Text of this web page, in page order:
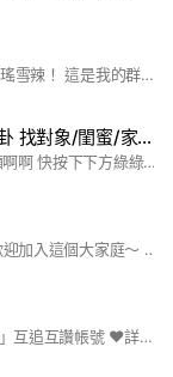
追星人請進💫 大家豪呀～我就是mimi或瑤雪辣！ 這是我的群哦～ 希望大家可以進哦～ ‧₊ ˚˖˚˳‧₊ ˚˖˚˳‧₊ ˚˖˚˳‧追星人₊ ˚˖˚˳‧₊ ˚˖˚˳‧₊ ˚˖˚˳‧₊ ˚˖˚˳₊‧ 規則： 1.不要罵髒話哦 2.不要淺水！！！ （這是小規則,挺重要的） 其他的進群再告訴你🔮 ✧*✧･ﾟ:* 名人榜 *:･ﾟ✧* 1.mimi/瑤雪 2.詩夏/璃雪 （目前只有這些呦～之後會在新增） 🌟群簡介： 大家一起分享日常丶討論明星 也能互追ig丶fb 交友丶當管 歡迎你加入✨️
處關係、聊天、唱歌、互追ig、八卦 找對象/閨蜜/家人/朋友 都行啊
快來啊啊啊 我好無聊 誰要跟我一起發癲啊啊 快按下下方綠綠的按鈕進來啊啊 總管ig：yl_970.15
喜歡韓劇&日劇，日韓偶像、歌曲的都歡迎加入這個大家庭～ 本管喜歡TXT（秀彬🐰）、ASTRO（銀優.MJ)、CRAVITY （刑準.性珉） 、SEVENTEEN (Joshua.THE 8.Dino) 有跟我一樣撞菜的都歡迎加入一起聊天分享～ 這裡也可以買賣周邊、小卡之類的～ 在裡面大家也可以互追IG帳號喔！ #TXT #MOA#秀彬#然竣#杋圭#太顯 #休寧凱 #ASTRO#AROHA#車銀優
⚠️⚠️入群規則⚠️⚠️ ❤️本群只限「大追大」互追互讚帳號 ❤️詳細以下板規，留言「簽」 ——————————————— 🌟入群任務🌟 1️⃣ID更改成IG上的ID，頭像同步 IG照 有更改帳號務必更正 2️⃣入群後5天內完成追蹤全部群友 並補❤️ 3️⃣以上完成後請Tag通知所有管理 員，管 理員確認完沒問題才能到記事本 貼上自 己IG連結並請大家追蹤 4️⃣超過3️⃣天舊成員未回追 Tag他請他回追 5️⃣新人入群時間：週一、週四 ——————————————— 🔺貼文規範🔺 ⚠️每天只能PO一篇文章，管理員 一律兩篇 ⚠️每週日為休息日，週日張貼者一 律違規處置 ⚠️週日晚上12點前完成當週❤️ 週一開始抽查 🚫禁止發限時動態 ——————————————— 🔔請假規定🔔 1️⃣每個月最多請假5️⃣天 2️⃣需提前，當天請假不受理，被鎖 請截圖證明 3️⃣Tag管理員，並至記事本登記 （⚠️請勿任意刪除） 4️⃣超過天數請告知管理員，先離 群，之後再申請回群 ⚠️請假期間禁止貼文 ———————————————— ⚠️違規⚠️ 1️⃣違反群規，管理員會貼警告告知、警告2️⃣次者，2️⃣天不能貼連結 但要完成大家連結的讚， 警告3️⃣次 則「踢出群組」 3️⃣漏讚者，經"被提醒"未回應超過36小時，視同無視群規一律踢出群 4️⃣禁廣告文、騷擾群友、傳直銷拉人、資金盤投資等、禁止留言敏感或騷擾字眼以及單純表情符號 ———————————————— 🔱推薦獎勵制度🔱 1️⃣粉絲人數650以上，有在經營版面者，需為公開帳號，並且至少未追蹤過一半管理員 2️⃣請先告知板規，能做到再邀入群 🎁推薦3️⃣位新人入群，享每日發 文 2️⃣篇貼文 「獎勵半年」